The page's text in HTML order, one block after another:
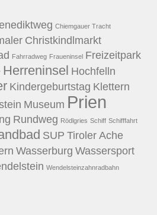
Chiemgauer Tracht
Christkindlmarkt
Fahrradweg Fraueninsel Freizeitpark
Herreninsel Hochfelln
Kindergeburtstag Klettern
Museum Prien
Rundweg Rödlgries Schiff Schifffahrt
SUP Tiroler Ache
Wasserburg Wassersport
Wendelsteinzahnradbahn